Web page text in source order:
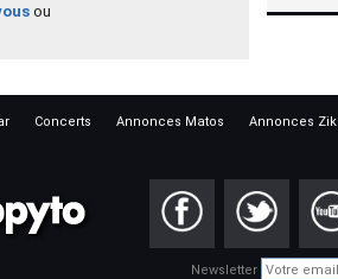
ou
Concerts Annonces Matos Annonces Zik
Newsletter